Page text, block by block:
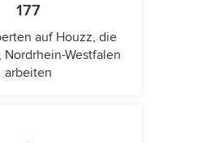
177
auf Houzz, die
Nordrhein-Westfalen
arbeiten